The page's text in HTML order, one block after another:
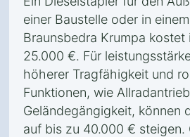
einer Baustelle oder in
Braunsbedra Krumpa kostet
25.000 €. Für
höherer Tragfähigkeit und
Funktionen, wie
Geländegängigkeit, können
auf bis zu 40.000 € steigen.